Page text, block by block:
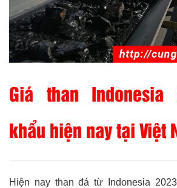
Giá than Indonesia
khẩu hiện nay tại Việt
Hiện nay than đá từ Indonesia